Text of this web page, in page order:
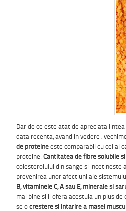
Dar de ce este atat de apreciata
data recenta, avand in vedere
de proteine este comparabil cu cel al
proteine. Cantitatea de fibre solubile
colesterolului din sange si incetineste
prevenirea unor afectiuni ale
B, vitaminele C, A sau E, minerale si
mai bine si ii ofera acestuia un plus
se o crestere si intarire a masei